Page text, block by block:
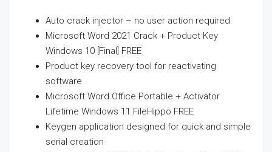
Auto crack injector – no user action required
Microsoft Word 2021 Crack + Product Key
Windows 10 [Final] FREE
Product key recovery tool for reactivating
software
Microsoft Word Office Portable + Activator
Lifetime Windows 11 FileHippo FREE
Keygen application designed for quick and simple
serial creation